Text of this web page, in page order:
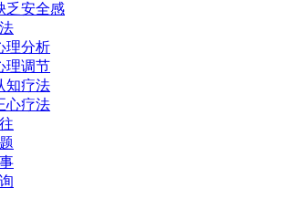
乏安全感
理分析
理调节
知疗法
心疗法